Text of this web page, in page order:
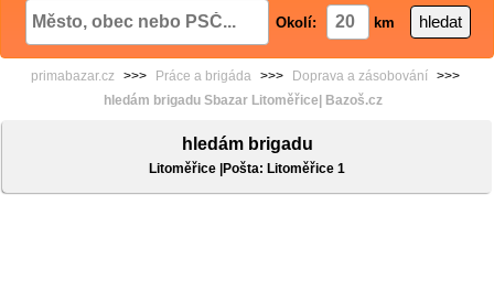
Okolí: km
primabazar.cz >>> Práce a brigáda >>> Doprava a zásobování
>>>
hledám brigadu Sbazar Litoměřice| Bazoš.cz
hledám brigadu
Litoměřice |Pošta: Litoměřice 1